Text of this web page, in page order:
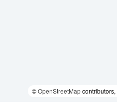
©OpenStreetMapcontributors,